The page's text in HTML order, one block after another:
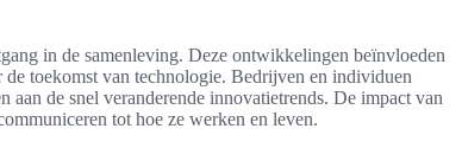
in de samenleving. Deze ontwikkelingen beïnvloeden
toekomst van technologie. Bedrijven en individuen
aan de snel veranderende innovatietrends. De impact van
tot hoe ze werken en leven.